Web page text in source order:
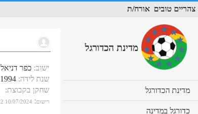
צהריים טובים אורח/ת
ישוב: כפר דניאל
שנת לידה:
1994
שחקן בקבוצת:
רישום:
10/07/2024 12:30:22
מדינת הכדורגל
מדינת הכדורגל
to
כדורגל במדינה